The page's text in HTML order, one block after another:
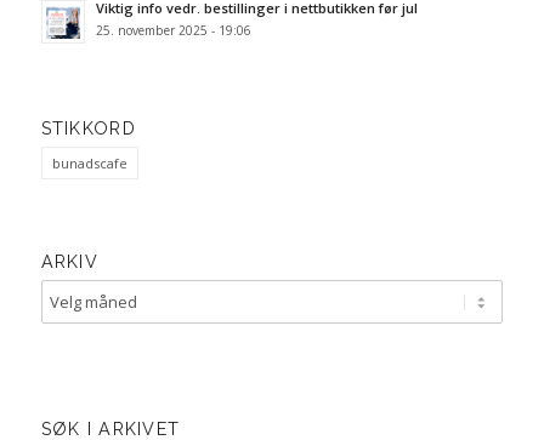
Viktig info vedr. bestillinger i nettbutikken før jul
25. november 2025 - 19:06
STIKKORD
bunadscafe
ARKIV
SØK I ARKIVET